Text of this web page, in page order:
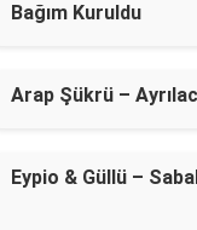
Bağım Kuruldu
Arap Şükrü –
Eypio & Güllü –